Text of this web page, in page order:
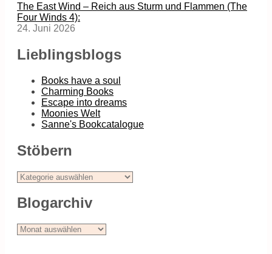
The East Wind – Reich aus Sturm und Flammen (The
Four Winds 4):
24. Juni 2026
Lieblingsblogs
Books have a soul
Charming Books
Escape into dreams
Moonies Welt
Sanne's Bookcatalogue
Stöbern
Stöbern
Blogarchiv
Blogarchiv